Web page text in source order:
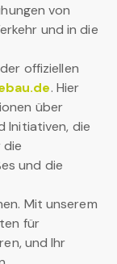
von
und in die
offiziellen
. Hier
über
Initiativen, die
die
und die
Mit unserem
für
und Ihr